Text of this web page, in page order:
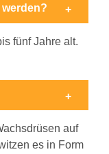
fünf Jahre alt.
auf
es in Form